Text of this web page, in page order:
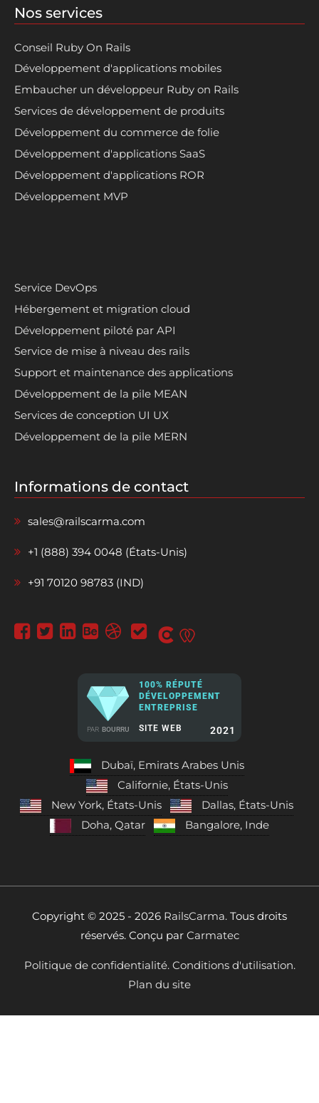
Nos services
Conseil Ruby On Rails
Développement d'applications mobiles
Embaucher un développeur Ruby on Rails
Services de développement de produits
Développement du commerce de folie
Développement d'applications SaaS
Développement d'applications ROR
Développement MVP
Service DevOps
Hébergement et migration cloud
Développement piloté par API
Service de mise à niveau des rails
Support et maintenance des applications
Développement de la pile MEAN
Services de conception UI UX
Développement de la pile MERN
Informations de contact
sales@railscarma.com
+1 (888) 394 0048 (États-Unis)
+91 70120 98783 (IND)
PAR BOURRU
100% RÉPUTÉ
DÉVELOPPEMENT
ENTREPRISE
SITE WEB 2021
Dubaï, Emirats Arabes Unis
Californie, États-Unis
New York, États-Unis
Dallas, États-Unis
Doha, Qatar
Bangalore, Inde
Copyright © 2025 - 2026 RailsCarma. Tous droits
réservés. Conçu par Carmatec
Politique de confidentialité. Conditions d'utilisation.
Plan du site